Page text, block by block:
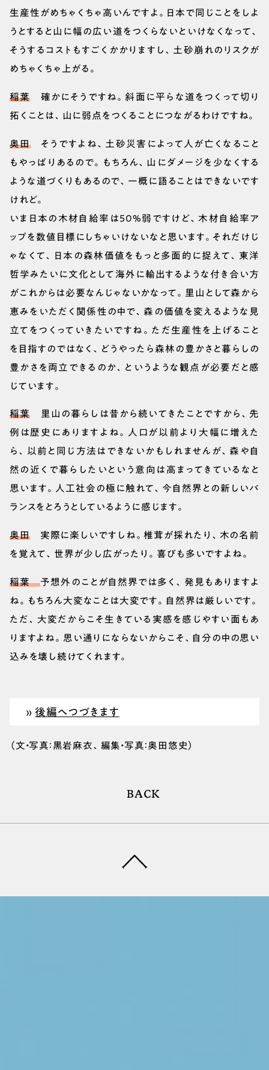
生産性がめちゃくちゃ高いんですよ。日本で同じことをしよ
うとすると山に幅の広い道をつくらないといけなくなって、
そうするコストもすごくかかりますし、土砂崩れのリスクが
めちゃくちゃ上がる。
稲葉 確かにそうですね。斜面に平らな道をつくって切り
拓くことは、山に弱点をつくることにつながるわけですね。
奥田そうですよね、土砂災害によって人が亡くなること
もやっぱりあるので。もちろん、山にダメージを少なくする
ような道づくりもあるので、一概に語ることはできないです
けれど。
いま日本の木材自給率は50％弱ですけど、木材自給率ア
ップを数値目標にしちゃいけないなと思います。それだけじ
ゃなくて、日本の森林価値をもっと多面的に捉えて、東洋
哲学みたいに文化として海外に輸出するような付き合い方
がこれからは必要なんじゃないかなって。里山として森から
恵みをいただく関係性の中で、森の価値を変えるような見
立てをつくっていきたいですね。ただ生産性を上げること
を目指すのではなく、どうやったら森林の豊かさと暮らしの
豊かさを両立できるのか、というような観点が必要だと感
じています。
稲葉 里山の暮らしは昔から続いてきたことですから、先
例は歴史にありますよね。人口が以前より大幅に増えた
ら、以前と同じ方法はできないかもしれませんが、森や自
然の近くで暮らしたいという意向は高まってきているなと
思います。人工社会の極に触れて、今自然界との新しいバ
ランスをとろうとしているように感じます。
奥田実際に楽しいですしね。椎茸が採れたり、木の名前
を覚えて、世界が少し広がったり。喜びも多いですよね。
稲葉予想外のことが自然界では多く、発見もありますよ
ね。もちろん大変なことは大変です。自然界は厳しいです。
ただ、大変だからこそ生きている実感を感じやすい面もあ
りますよね。思い通りにならないからこそ、自分の中の思い
込みを壊し続けてくれます。
»後編へつづきます
（文・写真：黒岩麻衣、編集・写真：奥田悠史）
BACK